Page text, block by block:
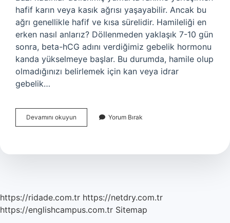
hafif karın veya kasık ağrısı yaşayabilir. Ancak bu
ağrı genellikle hafif ve kısa sürelidir. Hamileliği en
erken nasıl anlarız? Döllenmeden yaklaşık 7-10 gün
sonra, beta-hCG adını verdiğimiz gebelik hormonu
kanda yükselmeye başlar. Bu durumda, hamile olup
olmadığınızı belirlemek için kan veya idrar
gebelik…
Devamını okuyun Hamilelik
Ilk
Verir
Yorum Bırak
https://ridade.com.tr https://netdry.com.tr
https://englishcampus.com.tr Sitemap